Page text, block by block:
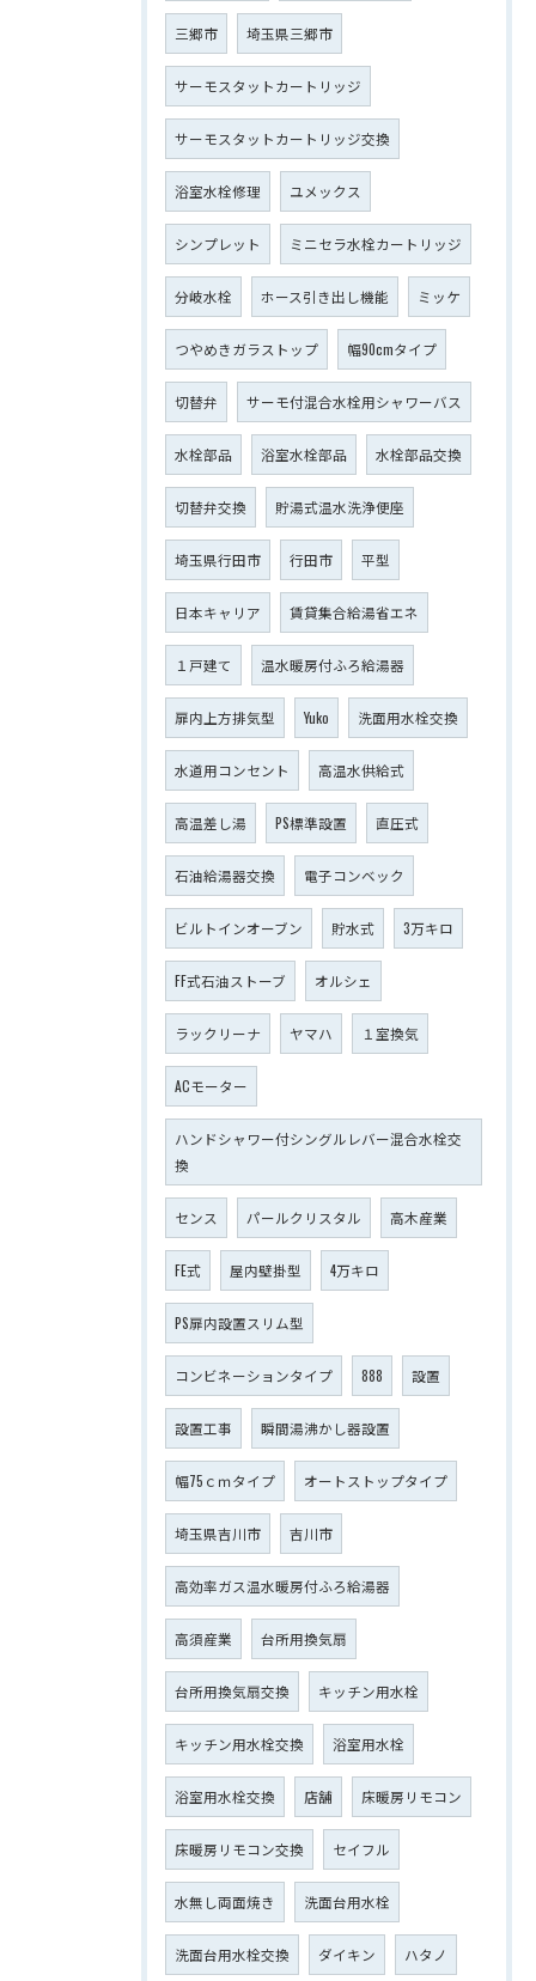
三郷市 埼玉県三郷市
サーモスタットカートリッジ
サーモスタットカートリッジ交換
浴室水栓修理 ユメックス
シンプレット ミニセラ水栓カートリッジ
分岐水栓 ホース引き出し機能 ミッケ
つやめきガラストップ 幅90cmタイプ
切替弁 サーモ付混合水栓用シャワーバス
水栓部品 浴室水栓部品 水栓部品交換
切替弁交換 貯湯式温水洗浄便座
埼玉県行田市 行田市 平型
日本キャリア 賃貸集合給湯省エネ
１戸建て 温水暖房付ふろ給湯器
扉内上方排気型 Yuko 洗面用水栓交換
水道用コンセント 高温水供給式
高温差し湯 PS標準設置 直圧式
石油給湯器交換 電子コンベック
ビルトインオーブン 貯水式 3万キロ
FF式石油ストーブ オルシェ
ラックリーナ ヤマハ １室換気
ACモーター
ハンドシャワー付シングルレバー混合水栓交
換
センス パールクリスタル 高木産業
FE式 屋内壁掛型 4万キロ
PS扉内設置スリム型
コンビネーションタイプ 888 設置
設置工事 瞬間湯沸かし器設置
幅75ｃｍタイプ オートストップタイプ
埼玉県吉川市 吉川市
高効率ガス温水暖房付ふろ給湯器
高須産業 台所用換気扇
台所用換気扇交換 キッチン用水栓
キッチン用水栓交換 浴室用水栓
浴室用水栓交換 店舗 床暖房リモコン
床暖房リモコン交換 セイフル
水無し両面焼き 洗面台用水栓
洗面台用水栓交換 ダイキン ハタノ